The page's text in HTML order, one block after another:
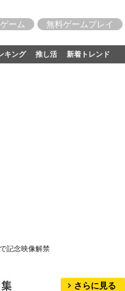
ゲーム 無料ゲームプレイ
キング 推し活 新着トレンド
記念映像解禁
さらに見る